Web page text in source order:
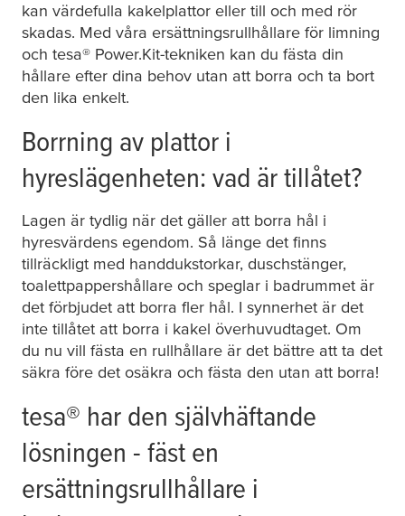
kan värdefulla kakelplattor eller till och med rör
skadas. Med våra ersättningsrullhållare för limning
och tesa® Power.Kit-tekniken kan du fästa din
hållare efter dina behov utan att borra och ta bort
den lika enkelt.
Borrning av plattor i
hyreslägenheten: vad är tillåtet?
Lagen är tydlig när det gäller att borra hål i
hyresvärdens egendom. Så länge det finns
tillräckligt med handdukstorkar, duschstänger,
toalettpappershållare och speglar i badrummet är
det förbjudet att borra fler hål. I synnerhet är det
inte tillåtet att borra i kakel överhuvudtaget. Om
du nu vill fästa en rullhållare är det bättre att ta det
säkra före det osäkra och fästa den utan att borra!
tesa® har den självhäftande
lösningen - fäst en
ersättningsrullhållare i